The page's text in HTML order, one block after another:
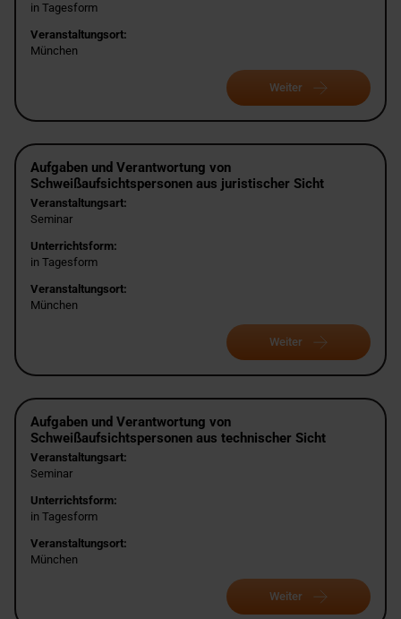
in Tagesform
Veranstaltungsort:
München
Weiter
Aufgaben und Verantwortung von
Schweißaufsichtspersonen aus juristischer Sicht
Veranstaltungsart:
Seminar
Unterrichtsform:
in Tagesform
Veranstaltungsort:
München
Weiter
Aufgaben und Verantwortung von
Schweißaufsichtspersonen aus technischer Sicht
Veranstaltungsart:
Seminar
Unterrichtsform:
in Tagesform
Veranstaltungsort:
München
Weiter